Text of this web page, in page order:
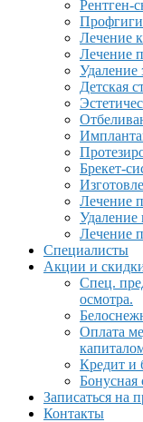
Рентген-
Лечение
Лечение
Удаление
Детская
Брекет-
Лечение
Удаление
Лечение
Специалисты
Акции и
Спец.
осмотра.
Оплата
Кредит и
Бонусная
Записаться на
Контакты